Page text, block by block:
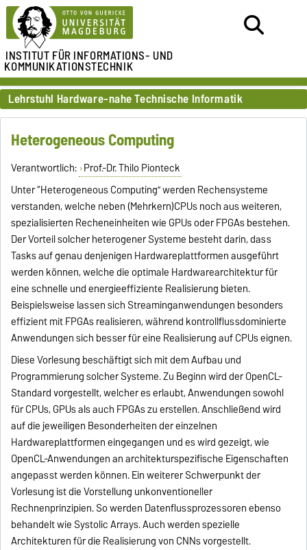
INSTITUT FÜRINFORMATIONS- UND
KOMMUNIKATIONSTECHNIK
Lehrstuhl Hardware-nahe Technische Informatik
Heterogeneous Computing
Verantwortlich: Prof.-Dr. Thilo Pionteck
Unter “Heterogeneous Computing” werden Rechensysteme
verstanden, welche neben (Mehrkern)CPUs noch aus weiteren,
spezialisierten Recheneinheiten wie GPUs oder FPGAs bestehen.
Der Vorteil solcher heterogener Systeme besteht darin, dass
Tasks auf genau denjenigen Hardwareplattformen ausgeführt
werden können, welche die optimale Hardwarearchitektur für
eine schnelle und energieeffiziente Realisierung bieten.
Beispielsweise lassen sich Streaminganwendungen besonders
effizient mit FPGAs realisieren, während kontrollflussdominierte
Anwendungen sich besser für eine Realisierung auf CPUs eignen.
Diese Vorlesung beschäftigt sich mit dem Aufbau und
Programmierung solcher Systeme. Zu Beginn wird der OpenCL-
Standard vorgestellt, welcher es erlaubt, Anwendungen sowohl
für CPUs, GPUs als auch FPGAs zu erstellen. Anschließend wird
auf die jeweiligen Besonderheiten der einzelnen
Hardwareplattformen eingegangen und es wird gezeigt, wie
OpenCL-Anwendungen an architekturspezifische Eigenschaften
angepasst werden können. Ein weiterer Schwerpunkt der
Vorlesung ist die Vorstellung unkonventioneller
Rechnenprinzipien. So werden Datenflussprozessoren ebenso
behandelt wie Systolic Arrays. Auch werden spezielle
Architekturen für die Realisierung von CNNs vorgestellt.